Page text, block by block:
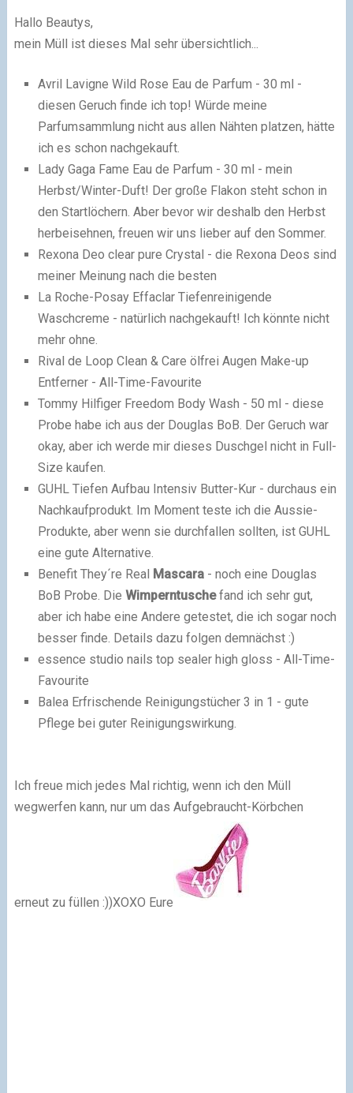
Hallo Beautys,
mein Müll ist dieses Mal sehr übersichtlich...
Avril Lavigne Wild Rose Eau de Parfum - 30 ml -
diesen Geruch finde ich top! Würde meine
Parfumsammlung nicht aus allen Nähten platzen, hätte
ich es schon nachgekauft.
Lady Gaga Fame Eau de Parfum - 30 ml - mein
Herbst/Winter-Duft! Der große Flakon steht schon in
den Startlöchern. Aber bevor wir deshalb den Herbst
herbeisehnen, freuen wir uns lieber auf den Sommer.
Rexona Deo clear pure Crystal - die Rexona Deos sind
meiner Meinung nach die besten
La Roche-Posay Effaclar Tiefenreinigende
Waschcreme - natürlich nachgekauft! Ich könnte nicht
mehr ohne.
Rival de Loop Clean & Care ölfrei Augen Make-up
Entferner - All-Time-Favourite
Tommy Hilfiger Freedom Body Wash - 50 ml - diese
Probe habe ich aus der Douglas BoB. Der Geruch war
okay, aber ich werde mir dieses Duschgel nicht in Full-
Size kaufen.
GUHL Tiefen Aufbau Intensiv Butter-Kur - durchaus ein
Nachkaufprodukt. Im Moment teste ich die Aussie-
Produkte, aber wenn sie durchfallen sollten, ist GUHL
eine gute Alternative.
Benefit They´re Real Mascara- noch eine Douglas
BoB Probe. Die Wimperntuschefand ich sehr gut,
aber ich habe eine Andere getestet, die ich sogar noch
besser finde. Details dazu folgen demnächst :)
essence studio nails top sealer high gloss - All-Time-
Favourite
Balea Erfrischende Reinigungstücher 3 in 1 - gute
Pflege bei guter Reinigungswirkung.
Ich freue mich jedes Mal richtig, wenn ich den Müll
wegwerfen kann, nur um das Aufgebraucht-Körbchen
erneut zu füllen :))XOXO Eure